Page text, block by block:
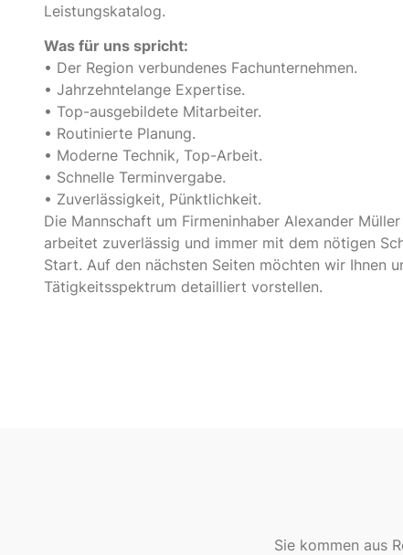
Leistungskatalog.
Was für uns spricht:
• Der Region verbundenes Fachunternehmen.
• Jahrzehntelange Expertise.
• Top-ausgebildete Mitarbeiter.
• Routinierte Planung.
• Moderne Technik, Top-Arbeit.
• Schnelle Terminvergabe.
• Zuverlässigkeit, Pünktlichkeit.
Die Mannschaft um Firmeninhaber Alexander
arbeitet zuverlässig und immer mit dem nötigen
Start. Auf den nächsten Seiten möchten wir Ihnen
Tätigkeitsspektrum detailliert vorstellen.
Sie kommen aus